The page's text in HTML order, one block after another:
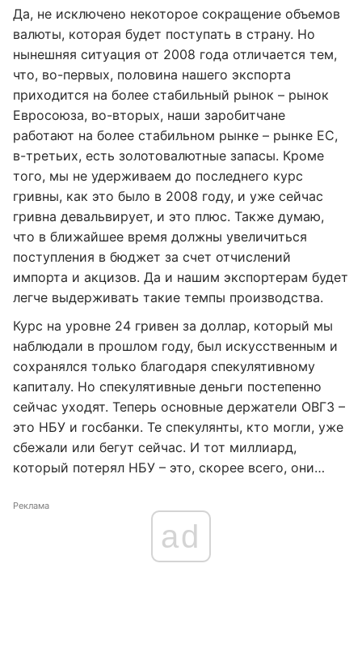
Да, не исключено некоторое сокращение объемов
валюты, которая будет поступать в страну. Но
нынешняя ситуация от 2008 года отличается тем,
что, во-первых, половина нашего экспорта
приходится на более стабильный рынок – рынок
Евросоюза, во-вторых, наши заробитчане
работают на более стабильном рынке – рынке ЕС,
в-третьих, есть золотовалютные запасы. Кроме
того, мы не удерживаем до последнего курс
гривны, как это было в 2008 году, и уже сейчас
гривна девальвирует, и это плюс. Также думаю,
что в ближайшее время должны увеличиться
поступления в бюджет за счет отчислений
импорта и акцизов. Да и нашим экспортерам будет
легче выдерживать такие темпы производства.
Курс на уровне 24 гривен за доллар, который мы
наблюдали в прошлом году, был искусственным и
сохранялся только благодаря спекулятивному
капиталу. Но спекулятивные деньги постепенно
сейчас уходят. Теперь основные держатели ОВГЗ –
это НБУ и госбанки. Те спекулянты, кто могли, уже
сбежали или бегут сейчас. И тот миллиард,
который потерял НБУ – это, скорее всего, они…
Реклама
ad